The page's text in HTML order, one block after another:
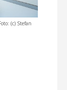
(c) Stefan